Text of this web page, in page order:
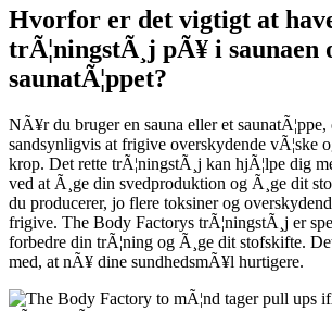
Hvorfor er det vigtigt at
trÃ¦ningstÃ¸j pÃ¥ i saunaen
saunatÃ¦ppet?
NÃ¥r du bruger en sauna eller et
sandsynligvis at frigive overskydende vÃ¦ske
krop. Det rette trÃ¦ningstÃ¸j kan hjÃ¦lpe dig
ved at Ã¸ge din svedproduktion og Ã¸ge dit
du producerer, jo flere toksiner og
frigive. The Body Factorys trÃ¦ningstÃ¸j er
forbedre din trÃ¦ning og Ã¸ge dit stofskifte.
med, at nÃ¥ dine sundhedsmÃ¥l hurtigere.